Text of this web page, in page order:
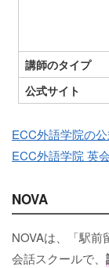
講師のタイプ
公式サイト
ECC外語学院の
ECC外語学院 英
NOVA
NOVAは、「駅前
会話スクールで、